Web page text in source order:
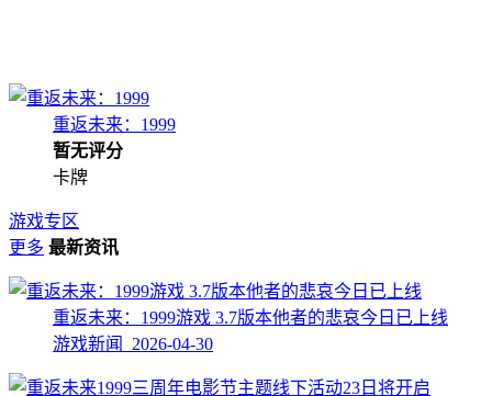
重返未来：1999
暂无评分
卡牌
游戏专区
更多 最新资讯
重返未来：1999游戏 3.7版本他者的悲哀今日已上线
游戏新闻 2026-04-30